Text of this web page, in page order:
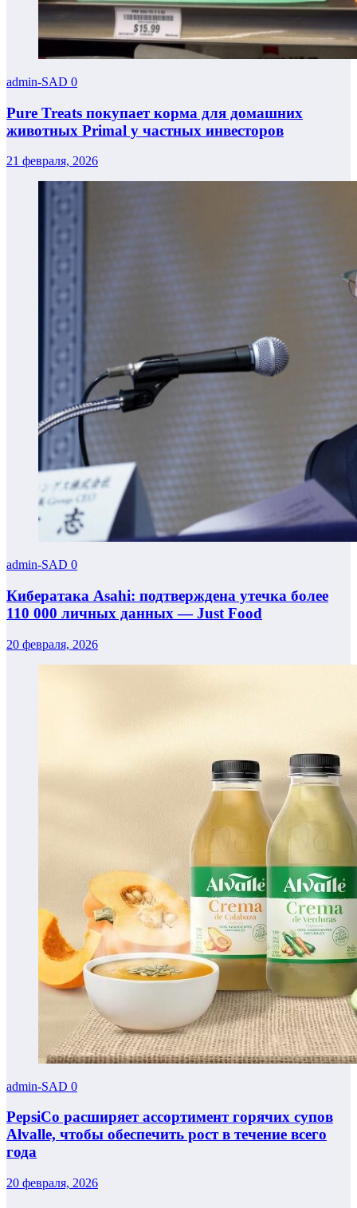
admin-SAD 0
Pure Treats покупает корма для домашних
животных Primal у частных инвесторов
21 февраля, 2026
admin-SAD 0
Кибератака Asahi: подтверждена утечка более
110 000 личных данных — Just Food
20 февраля, 2026
admin-SAD 0
PepsiCo расширяет ассортимент горячих супов
Alvalle, чтобы обеспечить рост в течение всего
года
20 февраля, 2026